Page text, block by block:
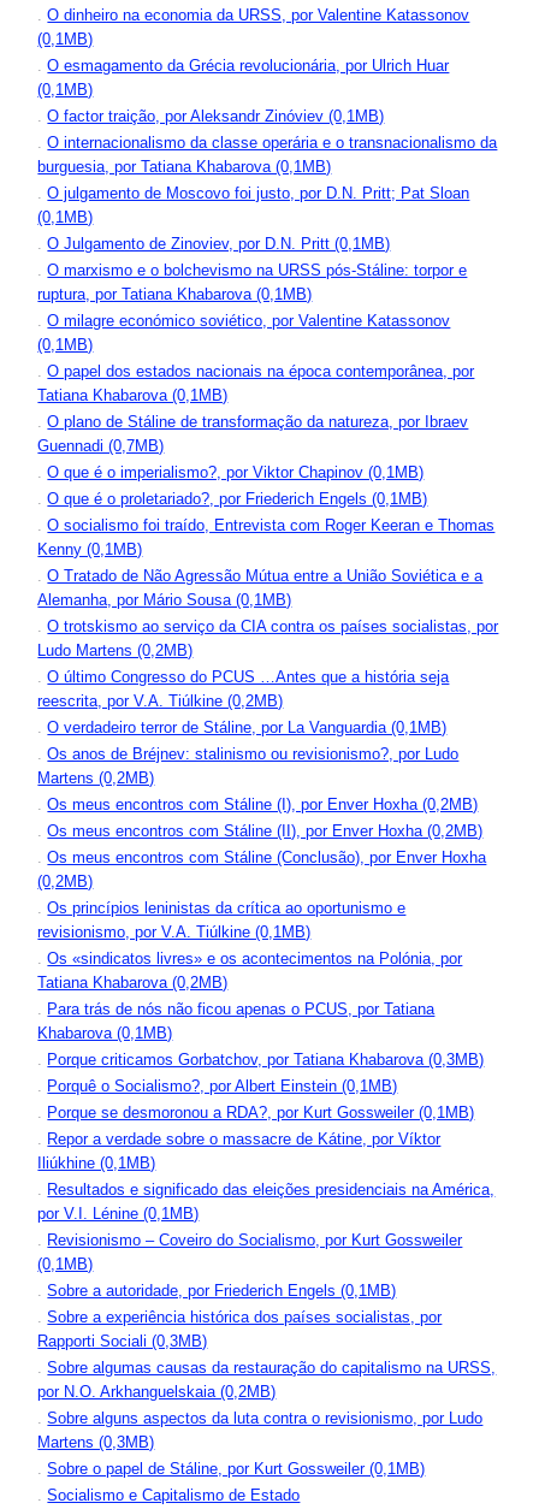
.O dinheiro na economia da URSS, por Valentine Katassonov
(0,1MB)
.O esmagamento da Grécia revolucionária, por Ulrich Huar
(0,1MB)
.O factor traição, por Aleksandr Zinóviev (0,1MB)
.O internacionalismo da classe operária e o transnacionalismo da
burguesia, por Tatiana Khabarova (0,1MB)
.O julgamento de Moscovo foi justo, por D.N. Pritt; Pat Sloan
(0,1MB)
.O Julgamento de Zinoviev, por D.N. Pritt (0,1MB)
.O marxismo e o bolchevismo na URSS pós-Stáline: torpor e
ruptura, por Tatiana Khabarova (0,1MB)
.O milagre económico soviético, por Valentine Katassonov
(0,1MB)
.O papel dos estados nacionais na época contemporânea, por
Tatiana Khabarova (0,1MB)
.O plano de Stáline de transformação da natureza, por Ibraev
Guennadi (0,7MB)
.O que é o imperialismo?, por Viktor Chapinov (0,1MB)
.O que é o proletariado?, por Friederich Engels (0,1MB)
.O socialismo foi traído, Entrevista com Roger Keeran e Thomas
Kenny (0,1MB)
.O Tratado de Não Agressão Mútua entre a União Soviética e a
Alemanha, por Mário Sousa (0,1MB)
.O trotskismo ao serviço da CIA contra os países socialistas, por
Ludo Martens (0,2MB)
.O último Congresso do PCUS …Antes que a história seja
reescrita, por V.A. Tiúlkine (0,2MB)
.O verdadeiro terror de Stáline, por La Vanguardia (0,1MB)
.Os anos de Bréjnev: stalinismo ou revisionismo?, por Ludo
Martens (0,2MB)
.Os meus encontros com Stáline (I), por Enver Hoxha (0,2MB)
.Os meus encontros com Stáline (II), por Enver Hoxha (0,2MB)
.Os meus encontros com Stáline (Conclusão), por Enver Hoxha
(0,2MB)
.Os princípios leninistas da crítica ao oportunismo e
revisionismo, por V.A. Tiúlkine (0,1MB)
.Os «sindicatos livres» e os acontecimentos na Polónia, por
Tatiana Khabarova (0,2MB)
. Para trás de nós não ficou apenas o PCUS, por Tatiana
Khabarova (0,1MB)
. Porque criticamos Gorbatchov, por Tatiana Khabarova (0,3MB)
. Porquê o Socialismo?, por Albert Einstein (0,1MB)
. Porque se desmoronou a RDA?, por Kurt Gossweiler (0,1MB)
. Repor a verdade sobre o massacre de Kátine, por Víktor
Iliúkhine (0,1MB)
. Resultados e significado das eleições presidenciais na América,
por V.I. Lénine (0,1MB)
. Revisionismo – Coveiro do Socialismo, por Kurt Gossweiler
(0,1MB)
.Sobre a autoridade, por Friederich Engels (0,1MB)
.Sobre a experiência histórica dos países socialistas, por
Rapporti Sociali (0,3MB)
.Sobre algumas causas da restauração do capitalismo na URSS,
por N.O. Arkhanguelskaia (0,2MB)
.Sobre alguns aspectos da luta contra o revisionismo, por Ludo
Martens (0,3MB)
.Sobre o papel de Stáline, por Kurt Gossweiler (0,1MB)
.Socialismo e Capitalismo de Estado